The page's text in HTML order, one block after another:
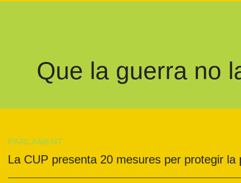
Que la guerra no
PARLAMENT
La CUP presenta 20 mesures per protegir la